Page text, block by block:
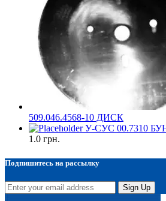
509.046.4568-10 ДИСК
У-СУС 00.7310
1.0 грн.
Подпишитесь на рассылку
Sign Up